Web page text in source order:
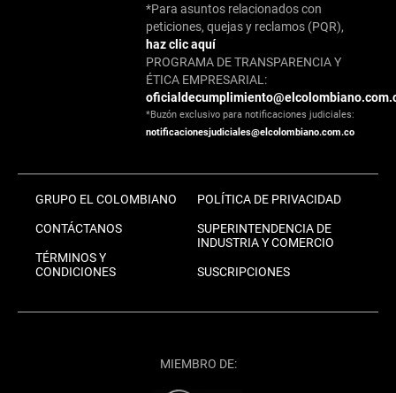
*Para asuntos relacionados con
peticiones, quejas y reclamos (PQR),
haz clic aquí
PROGRAMA DE TRANSPARENCIA Y
ÉTICA EMPRESARIAL:
*Buzón exclusivo para notificaciones judiciales:
notificacionesjudiciales@elcolombiano.com.co
GRUPO EL COLOMBIANO
CONTÁCTANOS
TÉRMINOS Y
CONDICIONES
POLÍTICA DE PRIVACIDAD
SUPERINTENDENCIA DE
INDUSTRIA Y COMERCIO
SUSCRIPCIONES
MIEMBRO DE: